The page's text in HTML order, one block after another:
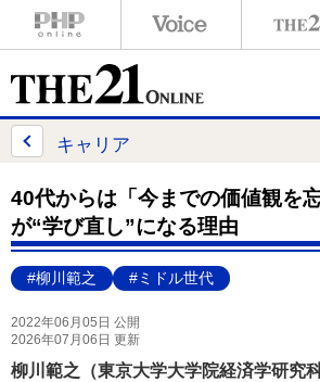
キャリア
40代からは「今までの価値観を
が“学び直し”になる理由
#柳川範之 #ミドル世代
2022年06月05日 公開
2026年07月06日 更新
柳川範之（東京大学大学院経済学研究